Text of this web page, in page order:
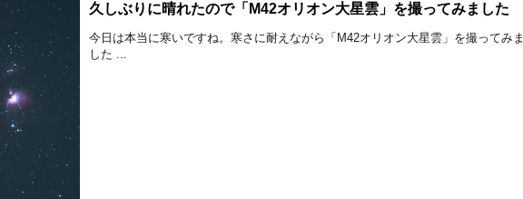
久しぶりに晴れたので「M42オリオン大星雲」を撮ってみました
今日は本当に寒いですね。寒さに耐えながら「M42オリオン大星雲」を撮ってみま
した ...